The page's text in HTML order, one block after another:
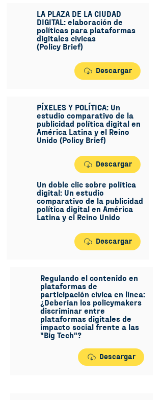
LA PLAZA DE LA CIUDAD
DIGITAL: elaboración de
políticas para plataformas
digitales cívicas
(Policy Brief)
Descargar
PÍXELES Y POLÍTICA: Un
estudio comparativo de la
publicidad política digital en
América Latina y el Reino
Unido (Policy Brief)
Descargar
Un doble clic sobre política
digital: Un estudio
comparativo de la publicidad
política digital en América
Latina y el Reino Unido
Descargar
Regulando el contenido en
plataformas de
participación cívica en línea:
¿Deberían los policymakers
discriminar entre
plataformas digitales de
impacto social frente a las
"Big Tech"?
Descargar